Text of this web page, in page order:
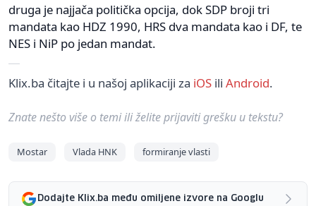
druga je najjača politička opcija, dok SDP broji tri
mandata kao HDZ 1990, HRS dva mandata kao i DF, te
NES i NiP po jedan mandat.
Klix.ba čitajte i u našoj aplikaciji za iOS ili Android.
Znate nešto više o temi ili želite prijaviti grešku u tekstu?
Mostar Vlada HNK formiranje vlasti
Dodajte Klix.ba među omiljene izvore na Googlu